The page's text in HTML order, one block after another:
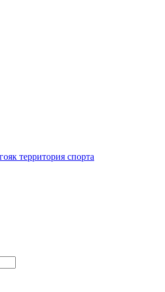
территория спорта